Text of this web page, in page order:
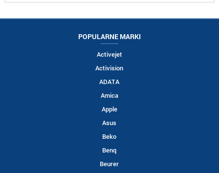
POPULARNE MARKI
Activejet
Activision
ADATA
Amica
Apple
Asus
Beko
Benq
Beurer